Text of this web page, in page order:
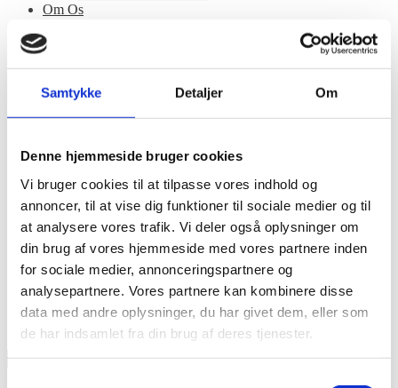
Samtykke Detaljer Om
Denne hjemmeside bruger cookies
Vi bruger cookies til at tilpasse vores indhold og
annoncer, til at vise dig funktioner til sociale medier og til
at analysere vores trafik. Vi deler også oplysninger om
din brug af vores hjemmeside med vores partnere inden
for sociale medier, annonceringspartnere og
analysepartnere. Vores partnere kan kombinere disse
data med andre oplysninger, du har givet dem, eller som
de har indsamlet fra din brug af deres tjenester.
Om Os
Skechers 149708 NAT Ultra
Flex 3.0 Cozy Streak. Lys beige
mesh slip ins – no hands. Lige
til at hoppe i, det bliver ikke
nemmere.
kr.899,00 inkl. moms
Størrelse
Ryd
Antal
Tilføj til kurv